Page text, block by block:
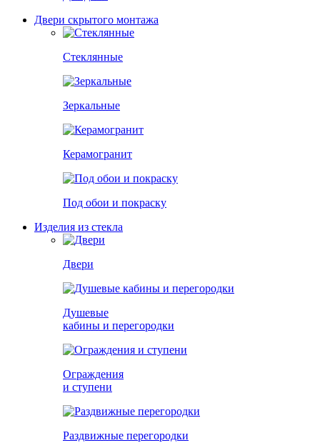
Двери скрытого монтажа
Стеклянные
Зеркальные
Керамогранит
Под обои и покраску
Изделия из стекла
Двери
Душевые
кабины и перегородки
Ограждения
и ступени
Раздвижные перегородки